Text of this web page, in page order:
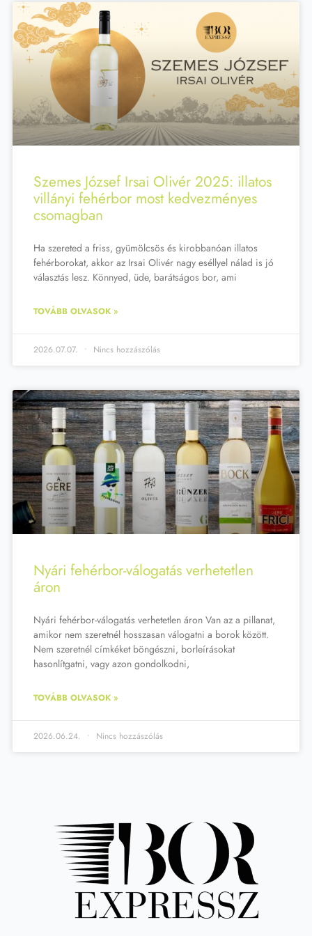
Szemes József Irsai Olivér 2025: illatos
villányi fehérbor most kedvezményes
csomagban
Ha szereted a friss, gyümölcsös és kirobbanóan illatos
fehérborokat, akkor az Irsai Olivér nagy eséllyel nálad is jó
választás lesz. Könnyed, üde, barátságos bor, ami
TOVÁBB OLVASOK »
2026.07.07. Nincs hozzászólás
Nyári fehérbor-válogatás verhetetlen
áron
Nyári fehérbor-válogatás verhetetlen áron Van az a pillanat,
amikor nem szeretnél hosszasan válogatni a borok között.
Nem szeretnél címkéket böngészni, borleírásokat
hasonlítgatni, vagy azon gondolkodni,
TOVÁBB OLVASOK »
2026.06.24. Nincs hozzászólás